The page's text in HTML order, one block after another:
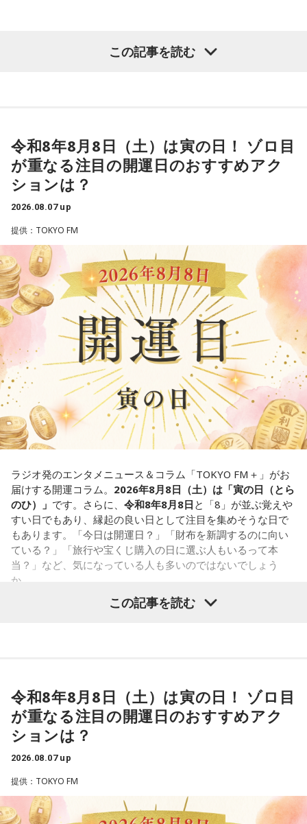
番組名：Dr.Recella presents 江原啓之 おと語り
てみては。
4．どうやって放水しているのか……我慢しすぎ度20％
上手な出し方を気にしたあなた。本音を出そうという意識は
しっかり持っているので、我慢しすぎは少なめです。ただ、
ことも。完璧を意識しすぎず、素直に伝えてみるのがコツで
す。
＊
我慢できるのは、あなたが優しくて、まわりを思いやれる証
拠です。あとは少しだけ、自分の本音も大切にしてあげまし
■監修者プロフィール：草彅健太（くさなぎ・けんた）
東京池袋占い館セレーネ所属。メンタルケアカウンセラー。
鑑定件数は若い女性を中心に7,000件を超え、占いイベントや
アプリの監修も手がける。また、イベントMCや声優としての
活動もしており、芸能関係者からの依頼も多い。
Webサイト：
https://selene-uranai.com/
山奥の大きなダムを見学しているあなた。
次の中から近いものを1つ選んでください。
1． 水がこぼれてしまうことはないのか
2． こんなに水は必要なのか
3． ひび割れなど壊れる心配はないか
4． どうやって放水しているのか
【解説】
この心理テストでわかることは、あなたの「我慢しすぎ・自
己主張ニガテ度」です。
ダムの水は「溜め込んだ本音や感情」を暗示しています。ダ
ムの何が気になったかで、あなたがなぜ言いたいことを飲み
込んでしまうのか……その理由と、我慢の深さがわかります。
【解答】
1．こぼれてしまわないか……我慢しすぎ度90％
限界が気になったあなた。本音をギリギリまで溜め込んでい
ませんか。「嫌われるかも」という不安から、言葉を飲み込
み続けてきたのでは。でも、あなたが少し本音を見せても、
大切な人は離れていきません。小さな「イヤ」から、言葉に
してみましょう。
2．こんなに必要なのか……我慢しすぎ度45％
水の価値を気にしたあなた。裏を返せば、自分の意見に「言
うほどの価値があるのかな」と、自信を持てずにいるのかも
しれません。しかし、あなたの考えには、ちゃんと意味があ
ります。肩の力を抜いて、まずは思ったことを口にする練習
てみては。
4．どうやって放水しているのか……我慢しすぎ度20％
上手な出し方を気にしたあなた。本音を出そうという意識は
しっかり持っているので、我慢しすぎは少なめです。ただ、
ことも。完璧を意識しすぎず、素直に伝えてみるのがコツで
す。
この記事を読む
令和8年8月8日（土）は寅の日！ ゾロ目
が重なる注目の開運日のおすすめアク
ションは？
2026.08.07 up
提供：TOKYO FM
ラジオ発のエンタメニュース＆コラム「TOKYO FM＋」がお
届けする開運コラム。 2026年8月8日（土）は「寅の日（とら
のひ）」 です。さらに、 令和8年8月8日 と「8」が並ぶ覚えや
すい日でもあり、縁起の良い日として注目を集めそうな日で
もあります。「今日は開運日？」「財布を新調するのに向い
ている？」「旅行や宝くじ購入の日に選ぶ人もいるって本
当？」など、気になっている人も多いのではないでしょう
か。
寅の日は、古くから金運や旅立ちに縁起が良いとされる吉日
■2026年8月8日はどんな日？
2026年8月8日（土）・先勝
・寅の日
・六曜「先勝」（午前中が吉とされる）
この記事を読む
令和8年8月8日（土）は寅の日！ ゾロ目
が重なる注目の開運日のおすすめアク
ションは？
2026.08.07 up
提供：TOKYO FM